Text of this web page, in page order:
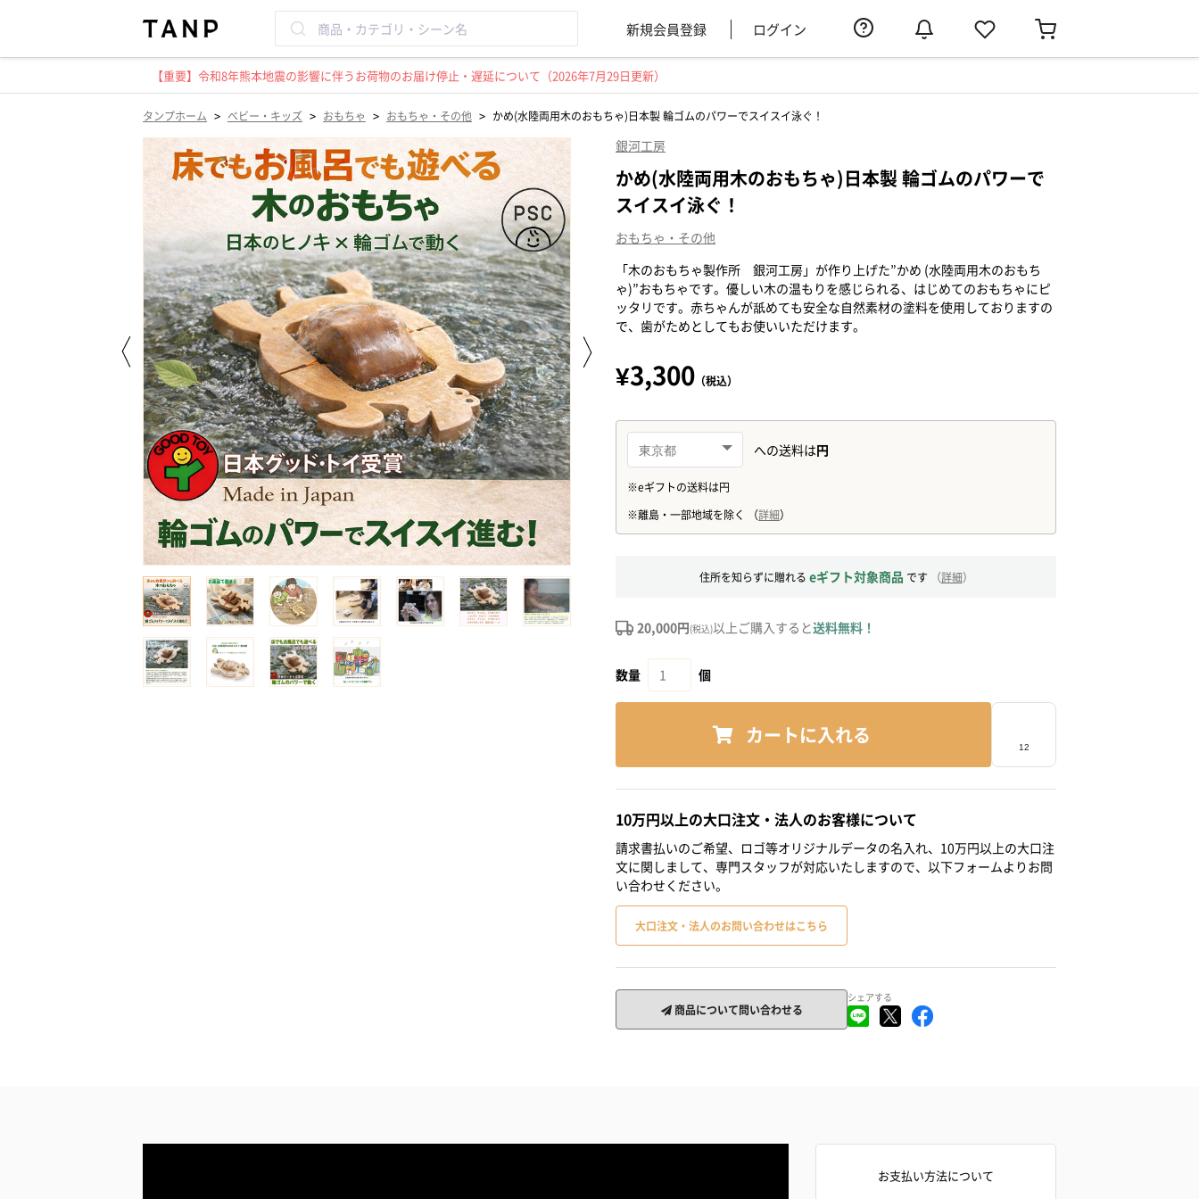
新規会員登録 ログイン
【重要】令和8年熊本地震の影響に伴うお荷物のお届け停止・遅延について（2026年7月29日更新）
タンプホーム > ベビー・キッズ > おもちゃ > おもちゃ・その他 > かめ(水陸両用木のおもちゃ)日本製 輪ゴムのパワーでスイスイ泳ぐ！
銀河工房
かめ(水陸両用木のおもちゃ)日本製 輪ゴムのパワーで
スイスイ泳ぐ！
おもちゃ・その他
「木のおもちゃ製作所 銀河工房」が作り上げた”かめ (水陸両用木のおもち
ゃ)”おもちゃです。優しい木の温もりを感じられる、はじめてのおもちゃにピ
ッタリです。赤ちゃんが舐めても安全な自然素材の塗料を使用しておりますの
で、歯がためとしてもお使いいただけます。
¥3,300 （税込）
住所を知らずに贈れる eギフト対象商品 です （詳細）
20,000円(税込)以上ご購入すると送料無料！
数量 個
カートに入れる
10万円以上の大口注文・法人のお客様について
請求書払いのご希望、ロゴ等オリジナルデータの名入れ、10万円以上の大口注
文に関しまして、専門スタッフが対応いたしますので、以下フォームよりお問
い合わせください。
大口注文・法人のお問い合わせはこちら
商品について問い合わせる
シェアする
お支払い方法について